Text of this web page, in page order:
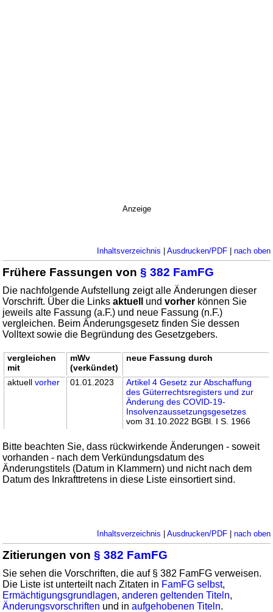
Anzeige
Inhaltsverzeichnis | Ausdrucken/PDF| nach oben
Frühere Fassungen von§ 382 FamFG
Die nachfolgende Aufstellung zeigt alle Änderungen dieser
Vorschrift. Über die Linksaktuell undvorher können Sie
jeweils alte Fassung (a.F.) und neue Fassung (n.F.)
vergleichen. Beim Änderungsgesetz finden Sie dessen
Volltext sowie die Begründung des Gesetzgebers.
vergleichen
mit
mWv
(verkündet)
neue Fassung durch
aktuellvorher 01.01.2023
Artikel 4 Gesetz zur Abschaffung
des Güterrechtsregisters und zur
Änderung des COVID-19-
Insolvenzaussetzungsgesetzes
vom 31.10.2022 BGBl. I S. 1966
Bitte beachten Sie, dass rückwirkende Änderungen - soweit
vorhanden - nach dem Verkündungsdatum des
Änderungstitels (Datum in Klammern) und nicht nach dem
Datum des Inkrafttretens in diese Liste einsortiert sind.
Inhaltsverzeichnis | Ausdrucken/PDF| nach oben
Zitierungen von§ 382 FamFG
Sie sehen die Vorschriften, die auf § 382 FamFG verweisen.
Die Liste ist unterteilt nach Zitaten in FamFG selbst,
Ermächtigungsgrundlagen,anderen geltenden Titeln,
Änderungsvorschriften und inaufgehobenen Titeln.